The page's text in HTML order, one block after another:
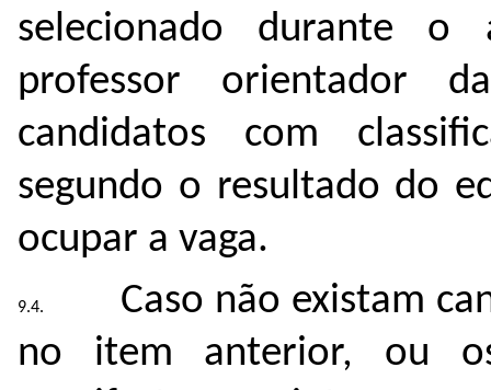
selecionado durante o
professor orientador
candidatos com
segundo o resultado do
ocupar a vaga.
Caso não existam
no item anterior, ou